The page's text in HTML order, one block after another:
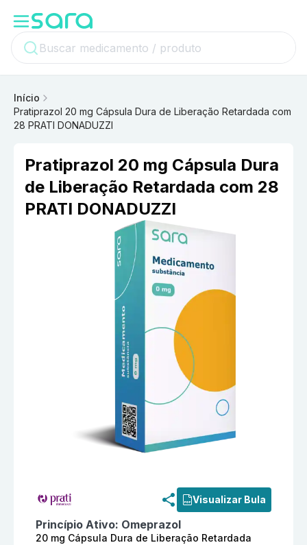
Início
Pratiprazol 20 mg Cápsula Dura de Liberação Retardada com
28 PRATI DONADUZZI
Pratiprazol 20 mg Cápsula Dura
de Liberação Retardada com 28
PRATI DONADUZZI
Visualizar Bula
Princípio Ativo: Omeprazol
20 mg Cápsula Dura de Liberação Retardada